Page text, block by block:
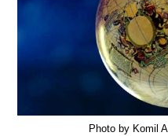
Photo by Komil